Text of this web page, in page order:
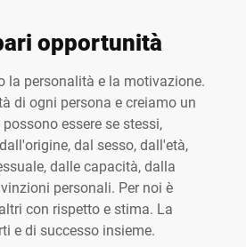
opportunità
la personalità e la motivazione.
di ogni persona e creiamo un
essere se stessi,
dal sesso, dall'età,
dalle capacità, dalla
personali. Per noi è
con rispetto e stima. La
e di successo insieme.